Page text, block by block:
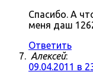
Спасибо. А
меня даш
Ответить
Алексей:
09.04.2011 в